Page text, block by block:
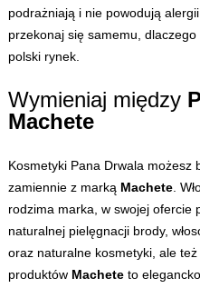
podrażniają i nie powodują
przekonaj się samemu, dlaczego
polski rynek.
Wymieniaj między
Machete
Kosmetyki Pana Drwala możesz
zamiennie z marką Machete.
rodzima marka, w swojej ofercie
naturalnej pielęgnacji brody,
oraz naturalne kosmetyki, ale
produktów Macheteto